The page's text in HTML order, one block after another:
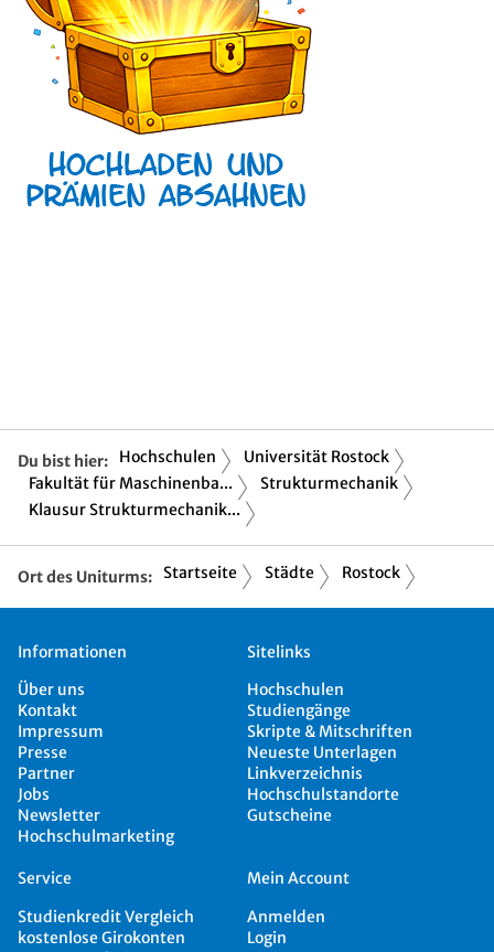
Du bist hier: Hochschulen
Universität Rostock
Fakultät für Maschinenba...
Strukturmechanik
Klausur Strukturmechanik...
Ort des Uniturms: Startseite Städte Rostock
Informationen
Über uns
Kontakt
Impressum
Presse
Partner
Jobs
Newsletter
Hochschulmarketing
Sitelinks
Hochschulen
Studiengänge
Skripte & Mitschriften
Neueste Unterlagen
Linkverzeichnis
Hochschulstandorte
Gutscheine
Service
Studienkredit Vergleich
kostenlose Girokonten
Mein Account
Anmelden
Login